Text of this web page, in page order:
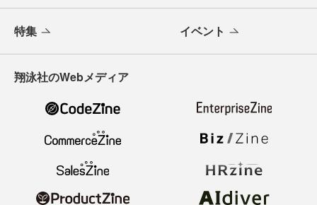
特集 イベント
翔泳社のWebメディア